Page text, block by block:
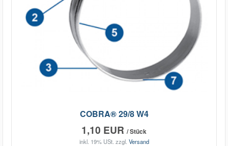
COBRA® 29/8 W4
1,10 EUR / Stück
inkl. 19% USt. zzgl. Versand